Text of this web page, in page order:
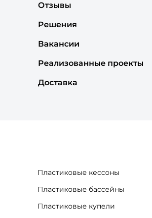
Отзывы
Решения
Вакансии
Реализованные проекты
Доставка
Пластиковые кессоны
Пластиковые бассейны
Пластиковые купели